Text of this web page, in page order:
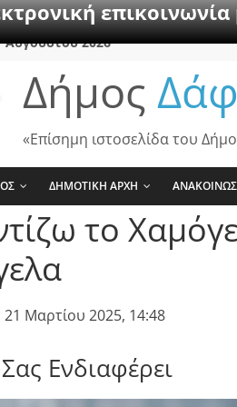
2026
Δήμος
«Επίσημη ιστοσελίδα του
ΔΗΜΟΤΙΚΗ ΑΡΧΗ
το
Μαρτίου 2025, 14:48
Ενδιαφέρει